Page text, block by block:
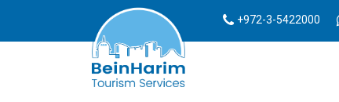
+972-3-5422000